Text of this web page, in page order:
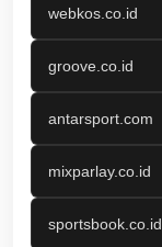
webkos.co.id
groove.co.id
antarsport.com
mixparlay.co.id
sportsbook.co.id